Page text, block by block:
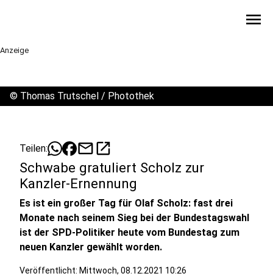
menu
Anzeige
© Thomas Trutschel / Photothek
Teilen: mailopen_in_new
Schwabe gratuliert Scholz zur
Kanzler-Ernennung
Es ist ein großer Tag für Olaf Scholz: fast drei
Monate nach seinem Sieg bei der Bundestagswahl
ist der SPD-Politiker heute vom Bundestag zum
neuen Kanzler gewählt worden.
Veröffentlicht: Mittwoch, 08.12.2021 10:26